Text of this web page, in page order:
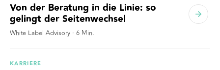
Von der Beratung in die Linie: so
gelingt der Seitenwechsel
White Label Advisory · 6 Min.
KARRIERE